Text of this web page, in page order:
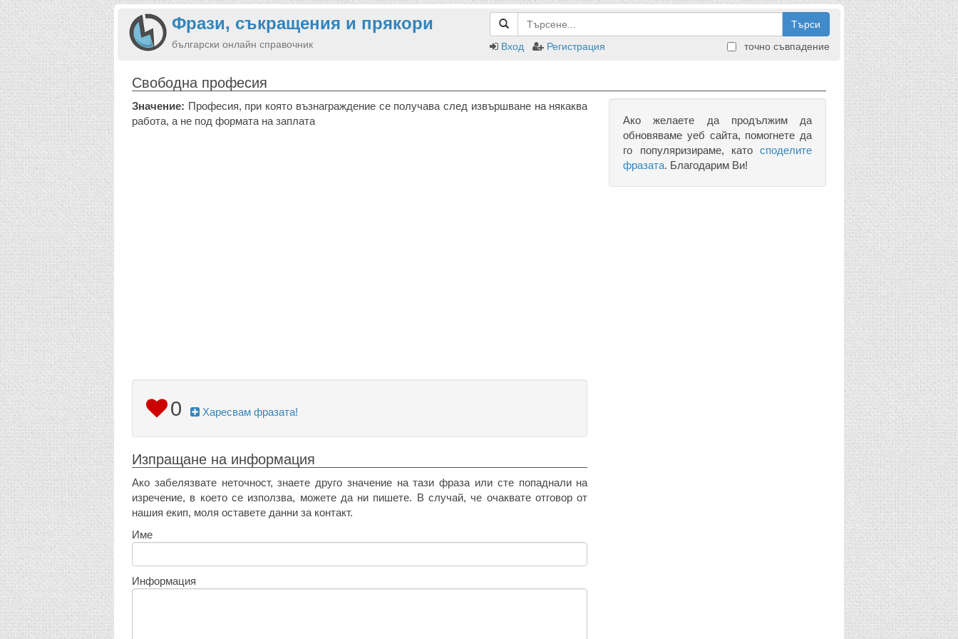
Фрази, съкращения и прякори
български онлайн справочник
Търси
Вход
Регистрация точно съвпадение
Свободна професия
Значение: Професия, при която възнаграждение се получава след извършване на някаква
работа, а не под формата на заплата
0 Харесвам фразата!
Изпращане на информация
Ако забелязвате неточност, знаете друго значение на тази фраза или сте попаднали на
изречение, в което се използва, можете да ни пишете. В случай, че очаквате отговор от
нашия екип, моля оставете данни за контакт.
Име
Информация
Ако желаете да продължим да
обновяваме уеб сайта, помогнете да
го популяризираме, като споделите
фразата. Благодарим Ви!